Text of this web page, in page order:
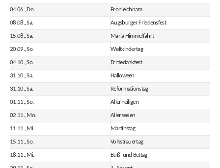
04.06., Do. Fronleichnam
08.08., Sa. Augsburger Friedensfest
15.08., Sa. Mariä Himmelfahrt
20.09., So. Weltkindertag
04.10., So. Erntedankfest
31.10., Sa. Halloween
31.10., Sa. Reformationstag
01.11., So. Allerheiligen
02.11., Mo. Allerseelen
11.11., Mi. Martinstag
15.11., So. Volkstrauertag
18.11., Mi. Buß- und Bettag